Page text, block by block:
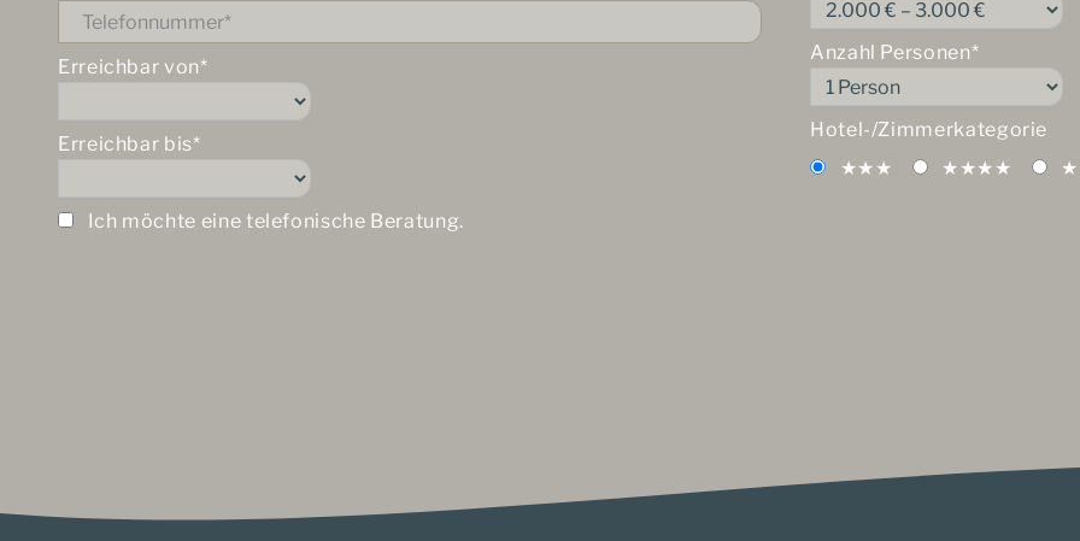
Erreichbar von*
Erreichbar bis*
Ich möchte eine telefonische Beratung.
Anzahl Personen*
Hotel-/Zimmerkategorie
★★★
★★★★